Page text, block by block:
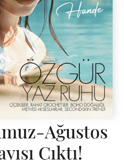
Ağustos
Çıktı!